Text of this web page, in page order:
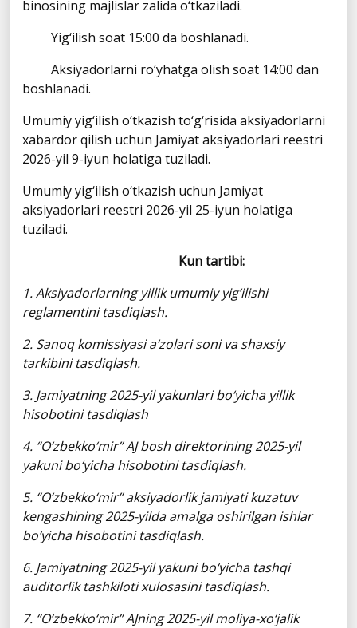
binosining majlislar zalida o‘tkaziladi.
Yig‘ilish soat 15:00 da boshlanadi.
Aksiyadorlarni ro‘yhatga olish soat 14:00 dan
boshlanadi.
Umumiy yig‘ilish o‘tkazish to‘g‘risida aksiyadorlarni
xabardor qilish uchun Jamiyat aksiyadorlari reestri
2026-yil 9-iyun holatiga tuziladi.
Umumiy yig‘ilish o‘tkazish uchun Jamiyat
aksiyadorlari reestri 2026-yil 25-iyun holatiga
tuziladi.
Kun tartibi:
1. Aksiyadorlarning yillik umumiy yig‘ilishi
reglamentini tasdiqlash.
2. Sanoq komissiyasi a’zolari soni va shaxsiy
tarkibini tasdiqlash.
3. Jamiyatning 2025-yil yakunlari bo‘yicha yillik
hisobotini tasdiqlash
4. “O‘zbekko‘mir” AJ bosh direktorining 2025-yil
yakuni bo‘yicha hisobotini tasdiqlash.
5. “O‘zbekko‘mir” aksiyadorlik jamiyati kuzatuv
kengashining 2025-yilda amalga oshirilgan ishlar
bo‘yicha hisobotini tasdiqlash.
6. Jamiyatning 2025-yil yakuni bo‘yicha tashqi
auditorlik tashkiloti xulosasini tasdiqlash.
7. “O‘zbekko‘mir” AJning 2025-yil moliya-xo‘jalik